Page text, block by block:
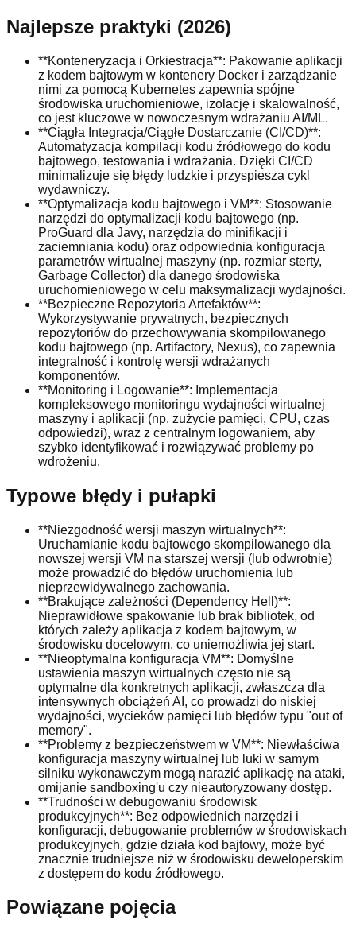
Najlepsze praktyki (2026)
**Konteneryzacja i Orkiestracja**: Pakowanie aplikacji
z kodem bajtowym w kontenery Docker i zarządzanie
nimi za pomocą Kubernetes zapewnia spójne
środowiska uruchomieniowe, izolację i skalowalność,
co jest kluczowe w nowoczesnym wdrażaniu AI/ML.
**Ciągła Integracja/Ciągłe Dostarczanie (CI/CD)**:
Automatyzacja kompilacji kodu źródłowego do kodu
bajtowego, testowania i wdrażania. Dzięki CI/CD
minimalizuje się błędy ludzkie i przyspiesza cykl
wydawniczy.
**Optymalizacja kodu bajtowego i VM**: Stosowanie
narzędzi do optymalizacji kodu bajtowego (np.
ProGuard dla Javy, narzędzia do minifikacji i
zaciemniania kodu) oraz odpowiednia konfiguracja
parametrów wirtualnej maszyny (np. rozmiar sterty,
Garbage Collector) dla danego środowiska
uruchomieniowego w celu maksymalizacji wydajności.
**Bezpieczne Repozytoria Artefaktów**:
Wykorzystywanie prywatnych, bezpiecznych
repozytoriów do przechowywania skompilowanego
kodu bajtowego (np. Artifactory, Nexus), co zapewnia
integralność i kontrolę wersji wdrażanych
komponentów.
**Monitoring i Logowanie**: Implementacja
kompleksowego monitoringu wydajności wirtualnej
maszyny i aplikacji (np. zużycie pamięci, CPU, czas
odpowiedzi), wraz z centralnym logowaniem, aby
szybko identyfikować i rozwiązywać problemy po
wdrożeniu.
Typowe błędy i pułapki
**Niezgodność wersji maszyn wirtualnych**:
Uruchamianie kodu bajtowego skompilowanego dla
nowszej wersji VM na starszej wersji (lub odwrotnie)
może prowadzić do błędów uruchomienia lub
nieprzewidywalnego zachowania.
**Brakujące zależności (Dependency Hell)**:
Nieprawidłowe spakowanie lub brak bibliotek, od
których zależy aplikacja z kodem bajtowym, w
środowisku docelowym, co uniemożliwia jej start.
**Nieoptymalna konfiguracja VM**: Domyślne
ustawienia maszyn wirtualnych często nie są
optymalne dla konkretnych aplikacji, zwłaszcza dla
intensywnych obciążeń AI, co prowadzi do niskiej
wydajności, wycieków pamięci lub błędów typu "out of
memory".
**Problemy z bezpieczeństwem w VM**: Niewłaściwa
konfiguracja maszyny wirtualnej lub luki w samym
silniku wykonawczym mogą narazić aplikację na ataki,
omijanie sandboxing'u czy nieautoryzowany dostęp.
**Trudności w debugowaniu środowisk
produkcyjnych**: Bez odpowiednich narzędzi i
konfiguracji, debugowanie problemów w środowiskach
produkcyjnych, gdzie działa kod bajtowy, może być
znacznie trudniejsze niż w środowisku deweloperskim
z dostępem do kodu źródłowego.
Powiązane pojęcia